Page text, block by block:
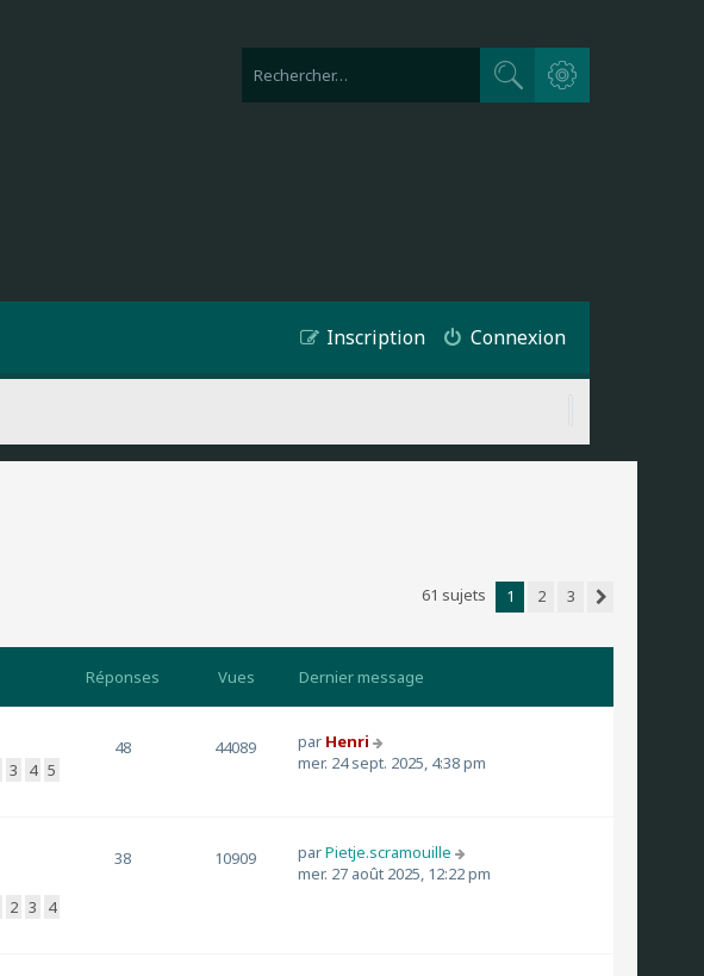
Rechercher
Recherche avancée
Connexion
Inscription
61 sujets 1 2
3
Réponses Vues Dernier message
3 4 5
48 44089 par Henri
mer. 24 sept. 2025, 4:38 pm
2 3 4
38 10909 parPietje.scramouille
mer. 27 août 2025, 12:22 pm